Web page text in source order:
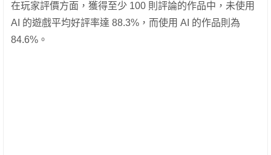
在玩家評價方面，獲得至少 100 則評論的作品中，未使用
AI 的遊戲平均好評率達 88.3%，而使用 AI 的作品則為
84.6%。